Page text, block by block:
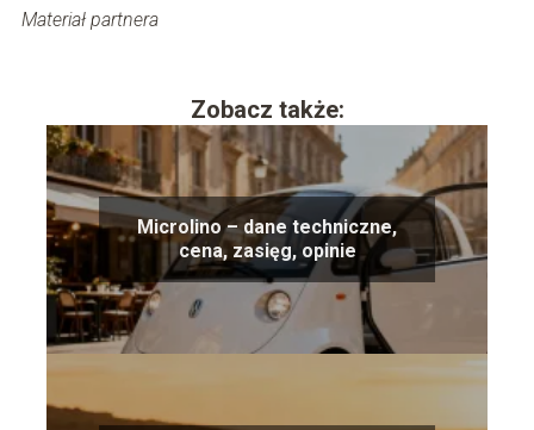
Materiał partnera
Zobacz także:
Microlino – dane techniczne,
cena, zasięg, opinie